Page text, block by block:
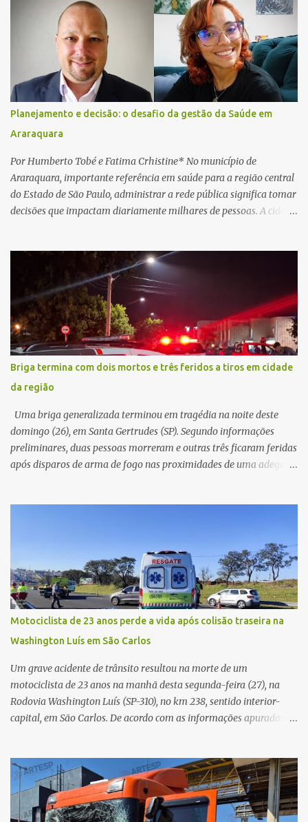
suspeito alegou que seria necessário atualizar o cadastro da conta
e passou a orientar a vítima sobre os procedimentos que deveriam
ser realizados. Dias depois, o golpista enviou um documento em
PDF simulando uma comunicação oficial da instituição financeira.
Na sequência, entrou em contato por telefone e encaminhou um
link, orientando a vítima a acessá-lo pelo computador para
concluir a suposta atualização cadastral. Após realizar o
procedimento, a conta bancária ficou bloqueada por algumas
horas. Sem conseguir acessar o sistema, a vítima tentou
novamente contato com o suposto gerente, mas não obteve
resposta. Na segunda-fe...
Planejamento e decisão: o desafio da gestão da Saúde em
Araraquara
Por Humberto Tobé e Fatima Crhistine* No município de
Araraquara, importante referência em saúde para a região central
do Estado de São Paulo, administrar a rede pública significa tomar
decisões que impactam diariamente milhares de pessoas. A cidade
município, mas também de diversas cidades do entorno,
ampliando significativamente a responsabilidade da gestão sobre
o Sistema Único de Saúde (SUS). Nos últimos anos, o Governo
Federal tem ampliado investimentos destinados ao fortalecimento
da atenção básica, da infraestrutura hospitalar e da
regionalização dos serviços de saúde. Entretanto, em um cenário
de demandas crescentes e recursos necessariamente limitados, a
principal missão da gestão pública não é apenas investir mais,
mas decidir melhor onde investir para produzir o maior benefício
possível à população. Essa reflexão encontra respaldo tanto na
teoria da admini...
Briga termina com dois mortos e três feridos a tiros em cidade
da região
Uma briga generalizada terminou em tragédia na noite deste
domingo (26), em Santa Gertrudes (SP). Segundo informações
preliminares, duas pessoas morreram e outras três ficaram feridas
após disparos de arma de fogo nas proximidades de uma adega. O
diversos disparos. Duas vítimas morreram ainda no local. Outras
três pessoas foram baleadas e socorridas. Até o momento, não
foram divulgadas informações oficiais sobre o estado de saúde dos
feridos. Equipes da Polícia Militar de Santa Gertrudes atenderam a
ocorrência e isolaram a área para o trabalho da perícia. Até a
última atualização, nenhum suspeito havia sido preso. A Polícia
Civil investigará a motivação da briga, a autoria dos disparos e as
circunstâncias do crime. A ocorrência segue em anda...
Motociclista de 23 anos perde a vida após colisão traseira na
Washington Luís em São Carlos
Um grave acidente de trânsito resultou na morte de um
motociclista de 23 anos na manhã desta segunda-feira (27), na
Rodovia Washington Luís (SP-310), no km 238, sentido interior-
capital, em São Carlos. De acordo com as informações apuradas no
veículo, o trânsito estava lento e congestionado devido a obras
realizadas na rodovia, momento em que ocorreu o impacto. Com
a violência da colisão, o motociclista foi arremessado ao solo.
Testemunhas relataram que o capacete teria se desprendido